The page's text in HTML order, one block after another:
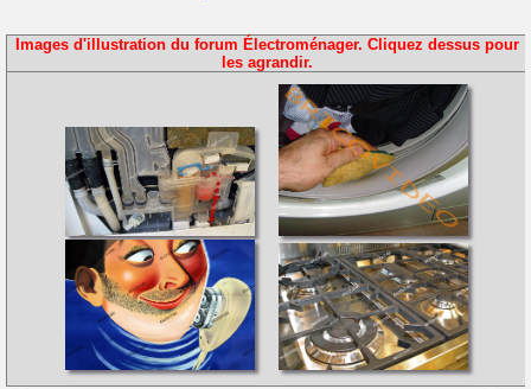
Images d'illustration du forum Électroménager. Cliquez dessus pour
les agrandir.